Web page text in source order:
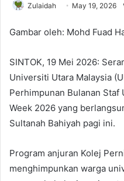
Zulaidah May 19, 2026
Gambar oleh: Mohd Fuad
SINTOK, 19 Mei 2026:
Universiti Utara Malaysia
Perhimpunan Bulanan Staf
Week 2026 yang
Sultanah Bahiyah pagi ini.
Program anjuran Kolej
menghimpunkan warga